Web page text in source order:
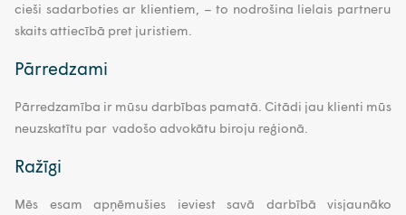
cieši sadarboties ar klientiem, – to nodrošina lielais partneru
skaits attiecībā pret juristiem.
Pārredzami
Pārredzamība ir mūsu darbības pamatā. Citādi jau klienti mūs
neuzskatītu par vadošo advokātu biroju reģionā.
Ražīgi
Mēs esam apņēmušies ieviest savā darbībā visjaunāko